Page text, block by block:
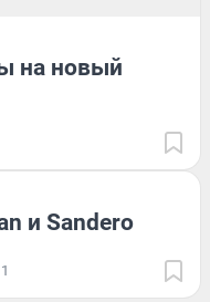
на новый
и Sandero
1